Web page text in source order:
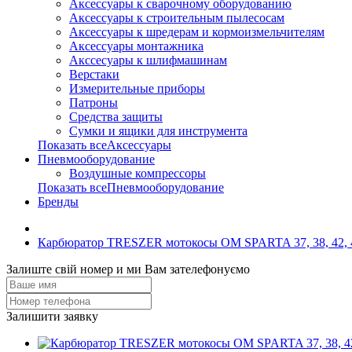
Аксессуары к сварочному оборудованию
Аксессуары к строительным пылесосам
Аксессуары к шредерам и кормоизмельчителям
Аксессуары монтажника
Акссесуары к шлифмашинам
Верстаки
Измерительные приборы
Патроны
Средства защиты
Сумки и ящики для инструмента
Показать всеАксессуары
Пневмооборудование
Воздушные компрессоры
Показать всеПневмооборудование
Бренды
Карбюратор TRESZER мотокосы OM SPARTA 37, 38, 42,
Залиште свій номер и ми Вам зателефонуємо
Залишити заявку